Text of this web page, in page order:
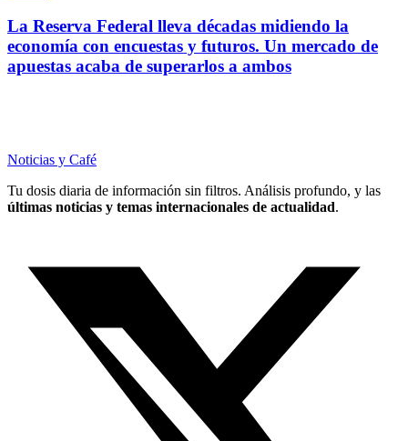
La Reserva Federal lleva décadas midiendo la
economía con encuestas y futuros. Un mercado de
apuestas acaba de superarlos a ambos
Noticias y Café
Tu dosis diaria de información sin filtros. Análisis profundo, y las
últimas noticias y temas internacionales de actualidad.